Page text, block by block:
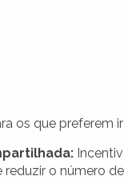
os que preferem
reduzir o número